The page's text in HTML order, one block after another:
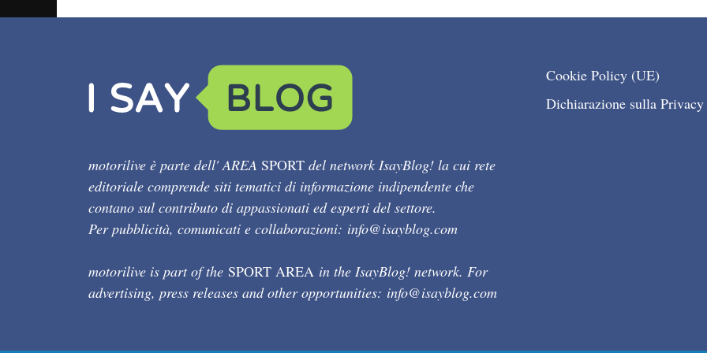
motorilive è parte dell' AREA SPORT del network IsayBlog! la cui rete
editoriale comprende siti tematici di informazione indipendente che
contano sul contributo di appassionati ed esperti del settore.
Per pubblicità, comunicati e collaborazioni: info@isayblog.com
motorilive is part of the SPORT AREA in the IsayBlog! network. For
advertising, press releases and other opportunities: info@isayblog.com
Cookie Policy (UE)
Dichiarazione sulla